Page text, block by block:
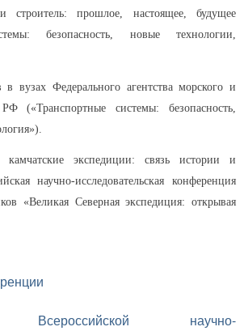
строитель: прошлое, настоящее, будущее
безопасность, новые технологии,
в вузах Федерального агентства морского и
(«Транспортные системы: безопасность,
экспедиции: связь истории и
научно-исследовательская конференция
«Великая Северная экспедиция: открывая
научно-